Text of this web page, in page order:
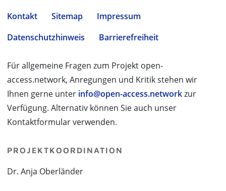
Kontakt Sitemap
Impressum
Datenschutzhinweis
Barrierefreiheit
Für allgemeine Fragen zum Projekt open-
access.network, Anregungen und Kritik stehen wir
Ihnen gerne unter info@open-access.networkzur
Verfügung. Alternativ können Sie auch unser
Kontaktformular verwenden.
PROJEKTKOORDINATION
Dr. Anja Oberländer